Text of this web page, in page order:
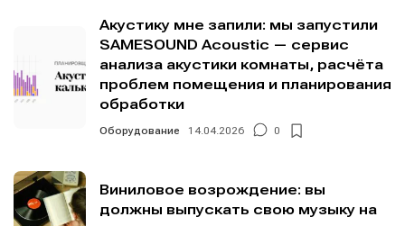
Акустику мне запили: мы запустили
SAMESOUND Acoustic — сервис
анализа акустики комнаты, расчёта
проблем помещения и планирования
обработки
Оборудование 14.04.2026 0
Виниловое возрождение: вы
должны выпускать свою музыку на